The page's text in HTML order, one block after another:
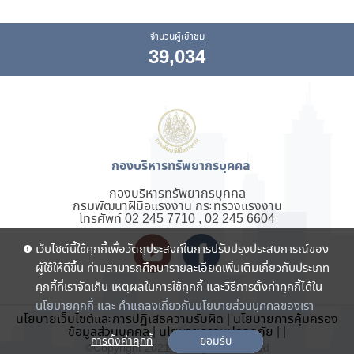
จำนวนผู้เข้าชม
39,034
กองบริหารทรัพยากรบุคคล
กองบริหารทรัพยากรบุคคล
กรมพัฒนาฝีมือแรงงาน กระทรวงแรงงาน
โทรศัพท์ 02 245 7710 , 02 245 6604
นโยบายเว็บไซต์และการปฏิเสธความรับผิด | นโยบายการคุ้มครอง
ข้อมูลส่วนบุคคล| นโยบายความปลอดภัย | |
©Copyright 2021 . All rights reserved
เว็บไซต์นี้ใช้คุกกี้เพื่อวัตถุประสงค์ในการปรับปรุงประสบการณ์ของ
ผู้ใช้ให้ดีขึ้น ท่านสามารถศึกษารายละเอียดเพิ่มเติมเกี่ยวกับประเภท
คุกกี้ที่เราจัดเก็บ เหตุผลในการใช้คุกกี้ และวิธีการตั้งค่าคุกกี้ได้ใน
นโยบายคุกกี้ และ คำแถลงเกี่ยวกับนโยบายส่วนบุคคลของเรา
การตั้งค่าคุกกี้ ยอมรับ